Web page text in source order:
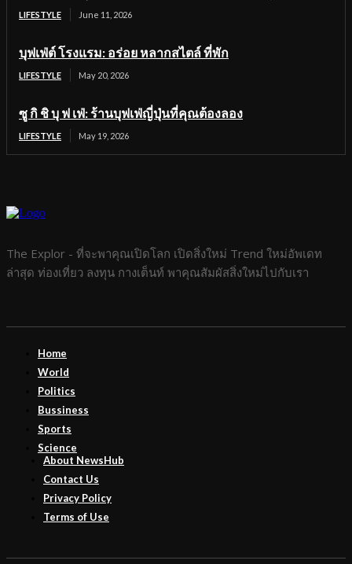
LIFESTYLE June 11, 2026
บุฟเฟ่ต์ โรงแรม: อร่อย หลากสไตล์ ที่พัก
LIFESTYLE May 20, 2026
ซู กิ ชิ บุ ฟ เฟ่: ร้านบุฟเฟ่ญี่ปุ่นที่คุณต้องลอง
LIFESTYLE May 19, 2026
The Explor - ที่จะพาคุณเปิดโลก เปิดสิ่งใหม่ Trend ใหม่อัพเดท
ล่าสุด ท่องเที่ยว ลงทุน กางเต็นท์ พาคุณสัมผัสสิ่งใหม่ไปกับเรา
Home
World
Politics
Bussiness
Sports
Science
About NewsHub
Contact Us
Privacy Policy
Terms of Use